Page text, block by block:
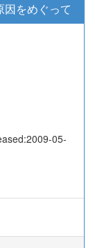
をめぐって
05-